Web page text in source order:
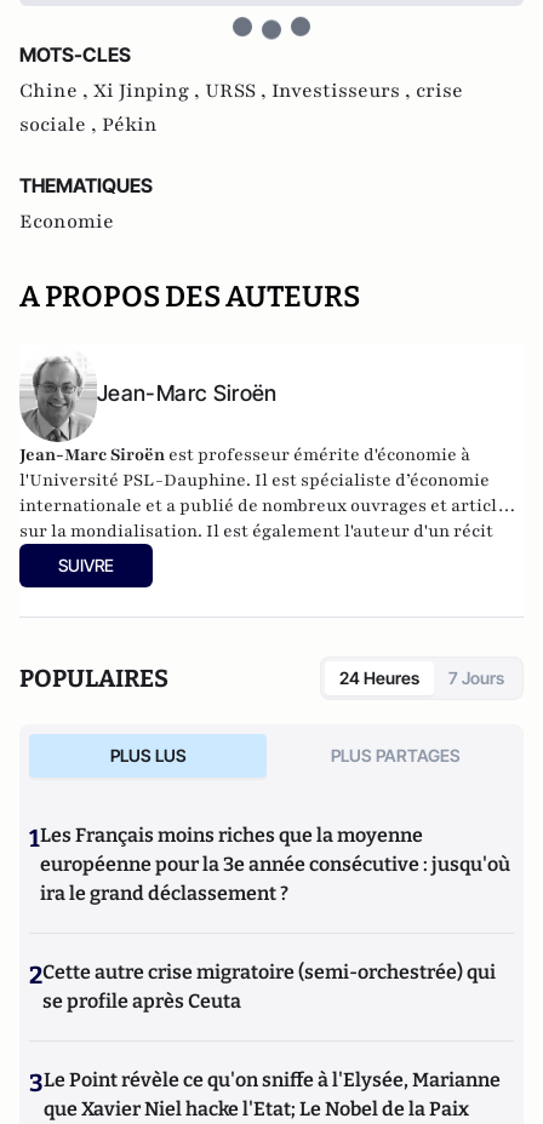
MOTS-CLES
Chine , Xi Jinping , URSS , Investisseurs , crise
sociale , Pékin
THEMATIQUES
Economie
A PROPOS DES AUTEURS
Jean-Marc Siroën
Jean-Marc Siroën est professeur émérite d'économie à
l'Université PSL-Dauphine. Il est spécialiste d’économie
internationale et a publié de nombreux ouvrages et articles
sur la mondialisation. Il est également l'auteur d'un récit
romancé (en trois tomes) autour de l'économiste J.M. Keynes
: "Mr Keynes et les extravagants". Site :
SUIVRE
POPULAIRES 24 Heures 7 Jours
PLUS LUS PLUS PARTAGES
1Les Français moins riches que la moyenne
européenne pour la 3e année consécutive : jusqu'où
ira le grand déclassement ?
2Cette autre crise migratoire (semi-orchestrée) qui
se profile après Ceuta
3Le Point révèle ce qu'on sniffe à l'Elysée, Marianne
que Xavier Niel hacke l'Etat; Le Nobel de la Paix